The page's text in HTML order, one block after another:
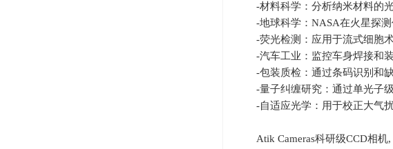
-材料科学：分析纳米材料的
-地球科学：NASA在火星探
-荧光检测：应用于流式细胞
-汽车工业：监控车身焊接和
-包装质检：通过条码识别和
-量子纠缠研究：通过单光子
-自适应光学：用于校正大气
Atik Cameras科研级CCD相机